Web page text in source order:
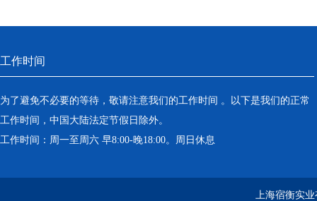
工作时间
为了避免不必要的等待，敬请注意我们的工作时间 。以下是我们的正常
工作时间，中国大陆法定节假日除外。
工作时间：周一至周六 早8:00-晚18:00。周日休息
上海宿衡实